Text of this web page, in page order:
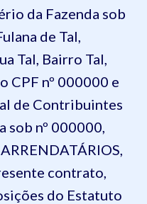
da Fazenda sob
de Tal,
Tal, Bairro Tal,
CPF nº 000000 e
de Contribuintes
sob nº 000000,
contrato,
do Estatuto